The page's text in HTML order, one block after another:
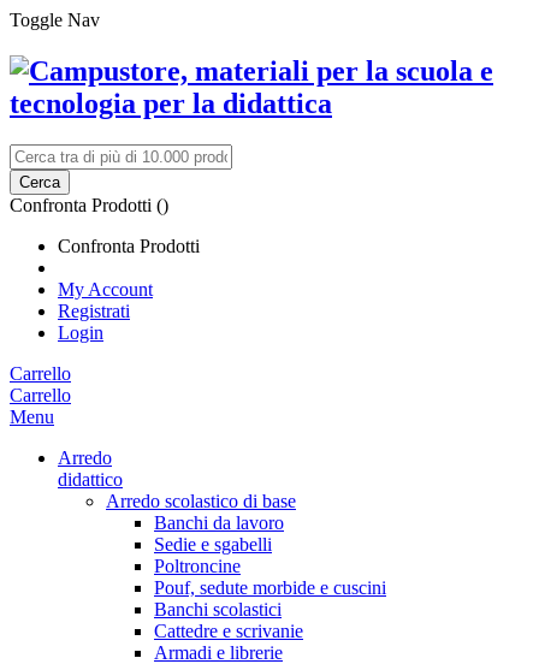
Toggle Nav
Cerca
Confronta Prodotti ()
Confronta Prodotti
My Account
Registrati
Login
Carrello
Carrello
Menu
Arredo
didattico
Arredo scolastico di base
Banchi da lavoro
Sedie e sgabelli
Poltroncine
Pouf, sedute morbide e cuscini
Banchi scolastici
Cattedre e scrivanie
Armadi e librerie